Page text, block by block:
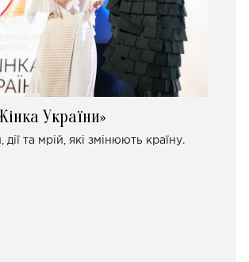
України»
дії та мрій, які змінюють країну.